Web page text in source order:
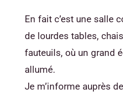
En fait c’est une salle
de lourdes tables,
fauteuils, où un grand
allumé.
Je m’informe auprès